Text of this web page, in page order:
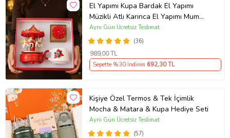
El Yapımı Kupa Bardak El Yapımı
Müzikli Atlı Karınca El Yapımı Mum
AYN34
(36)
Aynı Gün Ücretsiz Teslimat
989,00 TL
Sepette %30 İndirim 692,30 TL
Kişiye Özel Termos & Tek İçimlik
Mocha & Matara & Kupa Hediye Seti
(57)
Aynı Gün Ücretsiz Teslimat